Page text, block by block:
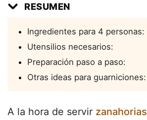
RESUMEN
Ingredientes para 4 personas:
Utensilios necesarios:
Preparación paso a paso:
Otras ideas para guarniciones:
A la hora de servir zanahorias